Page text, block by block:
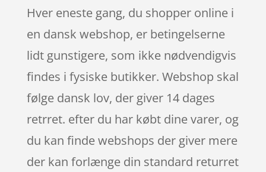
Hver eneste gang, du shopper online i
en dansk webshop, er betingelserne
lidt gunstigere, som ikke nødvendigvis
findes i fysiske butikker. Webshop skal
følge dansk lov, der giver 14 dages
retrret. efter du har købt dine varer, og
du kan finde webshops der giver mere
der kan forlænge din standard returret